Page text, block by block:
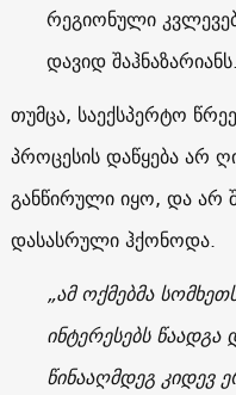
რეგიონული
დავიდ შაჰნაზარიანს.
თუმცა, საექსპერტო
პროცესის დაწყება არ
განწირული იყო, და არ
დასასრული ჰქონოდა.
„ამ ოქმებმა
ინტერესებს წაადგა
წინააღმდეგ კიდევ